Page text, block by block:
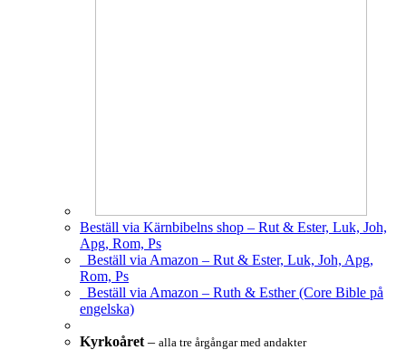
Beställ via Kärnbibelns shop – Rut & Ester, Luk, Joh,
Apg, Rom, Ps
Beställ via Amazon – Rut & Ester, Luk, Joh, Apg,
Rom, Ps
Beställ via Amazon – Ruth & Esther (Core Bible på
engelska)
Kyrkoåret – alla tre årgångar med andakter